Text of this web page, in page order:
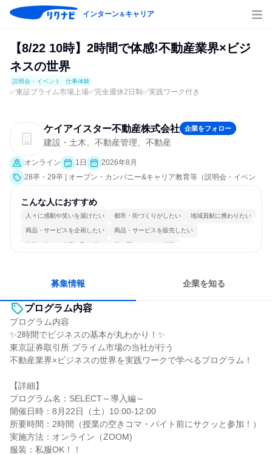
インターン＆キャリア
【8/22 10時】2時間で体感!不動産業界×ビジ
ネスの世界
説明会・イベント 仕事体験
✅東証プライム市場上場✅完全週休2日制✅実践ワーク付き
ケイアイスター不動産株式会社 企業をフォロー
建設・土木、不動産管理、不動産
オンライン 1日
2026年8月
28卒・29卒 | オープン・カンパニー&キャリア教育等（説明会・イベン
験）
こんな人におすすめ
人々に感動や笑いを届けたい 都市・街づくりがしたい 地域貢献に携わりたい
商品・サービスを企画したい 商品・サービスを販売したい
情熱を持って仕事に取り組む 常に新しいものに挑戦
募集情報 企業を知る
プログラム内容
プログラム内容
✨2時間でビジネスの基本が丸わかり！✨
東京証券取引所 プライム市場の当社が行う
不動産業界×ビジネスの世界を実践ワークで学べるプログラム！
【詳細】
プログラム名：SELECT～導入編～
開催日時：8月22日（土）10:00-12:00
所要時間：2時間（授業の空きコマ・バイト前にサクッと参加！）
実施方法：オンライン（ZOOM)
服装：私服OK！！